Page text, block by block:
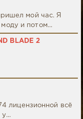
мой час. Я
и потом...
BLADE 2
лицензионной всё